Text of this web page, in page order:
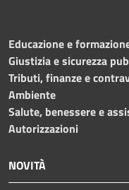
Educazione e
Giustizia e sicurezza
Tributi, finanze e
Ambiente
Salute, benessere e
Autorizzazioni
NOVITÀ